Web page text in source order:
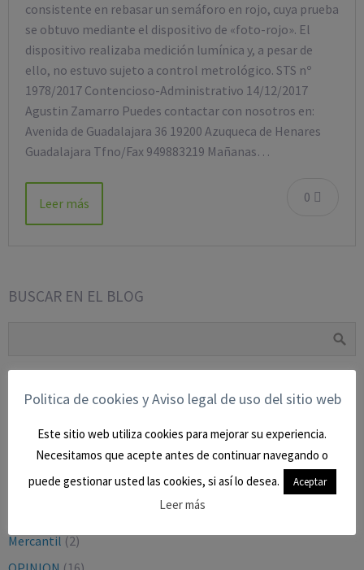
consistente en rebasar un semáforo en rojo, cuya prueba
se obtuvo mediante el dispositivo de «foto-rojo». El
dispositivo realizaba medición lumínica y, a pesar de
ello, no estuvo sujeto a control metrológico. STS nº
1978/2017 Contencioso-Administrativo 14/12/2017
Agustin Zamarro Puedes contactar con nosotros en:
Avenida de Guadalajara 36 19200 Azuqueca de Henares
Guadalajara Tfno/Fax 949883219 Mañanas…
0
Leer más
BUSCAR EN EL BLOG
CATEGORÍAS
BLOG(9)
(27)
CONTENCIOSO-ADMTVO.(9)
LABORAL Y SEGURIDAD SOCIAL (16)
Mercantil (2)
Politica de cookies y Aviso legal de uso del sitio web
Este sitio web utiliza cookies para mejorar su experiencia.
Necesitamos que acepte antes de continuar navegando o
puede gestionar usted las cookies, si así lo desea.
Aceptar
Leer más